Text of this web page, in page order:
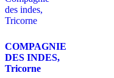
COMPAGNIE
DES INDES,
Tricorne